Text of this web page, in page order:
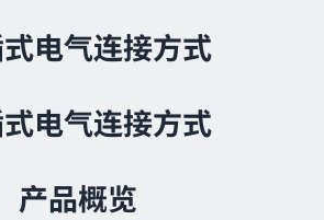
电气连接方式
电气连接方式
产品概览